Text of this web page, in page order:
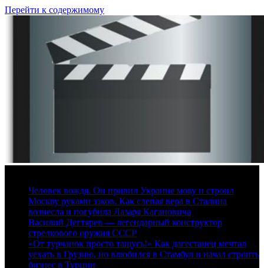
Перейти к содержимому
Человек вождя. Он привил Украине мову и строил
Москву руками зэков. Как слепая вера в Сталина
вознесла и погубила Лазаря Кагановича
Василий Дегтярев — легендарный конструктор
стрелкового оружия СССР
«От турчанок просто тащусь!» Как дагестанец мечтал
уехать в Грузию, но влюбился в Стамбул и начал строить
бизнес в Турции